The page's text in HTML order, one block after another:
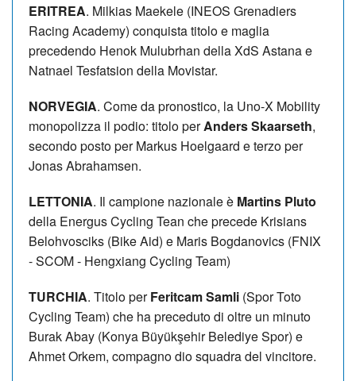
ERITREA. Milkias Maekele (INEOS Grenadiers
Racing Academy) conquista titolo e maglia
precedendo Henok Mulubrhan della XdS Astana e
Natnael Tesfatsion della Movistar.
NORVEGIA. Come da pronostico, la Uno-X Mobility
monopolizza il podio: titolo perAnders Skaarseth,
secondo posto per Markus Hoelgaard e terzo per
Jonas Abrahamsen.
LETTONIA. Il campione nazionale è Martins Pluto
della Energus Cycling Tean che precede Krisians
Belohvosciks (Bike Aid) e Maris Bogdanovics (FNIX
- SCOM - Hengxiang Cycling Team)
TURCHIA. Titolo perFeritcam Samli (Spor Toto
Cycling Team) che ha preceduto di oltre un minuto
Burak Abay (Konya Büyükşehir Belediye Spor) e
Ahmet Orkem, compagno dio squadra del vincitore.